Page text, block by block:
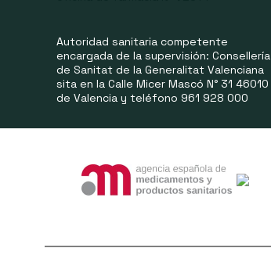
Autoridad sanitaria competente
encargada de la supervisión: Consellería
de Sanitat de la Generalitat Valenciana
sita en la Calle Micer Mascó N° 31 46010
de Valencia y teléfono 961 928 000